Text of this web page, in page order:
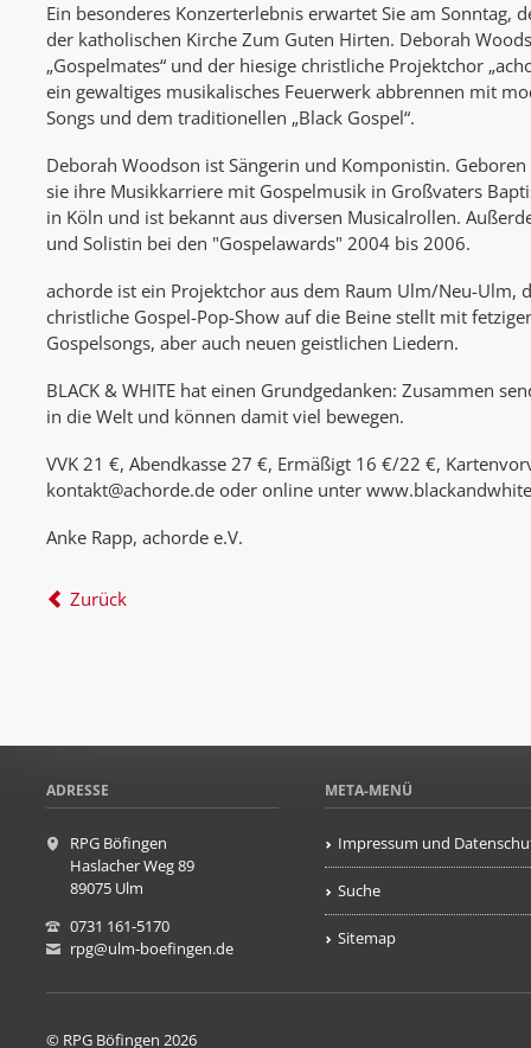
Ein besonderes Konzerterlebnis erwartet Sie am Sonntag,
der katholischen Kirche Zum Guten Hirten. Deborah
„Gospelmates“ und der hiesige christliche Projektchor
ein gewaltiges musikalisches Feuerwerk abbrennen mit
Songs und dem traditionellen „Black Gospel“.
Deborah Woodson ist Sängerin und Komponistin. Geboren
sie ihre Musikkarriere mit Gospelmusik in Großvaters
in Köln und ist bekannt aus diversen Musicalrollen.
und Solistin bei den "Gospelawards" 2004 bis 2006.
achorde ist ein Projektchor aus dem Raum Ulm/Neu-Ulm,
christliche Gospel-Pop-Show auf die Beine stellt mit
Gospelsongs, aber auch neuen geistlichen Liedern.
BLACK & WHITE hat einen Grundgedanken: Zusammen
in die Welt und können damit viel bewegen.
VVK 21 €, Abendkasse 27 €, Ermäßigt 16 €/22 €,
kontakt@achorde.de oder online unter
Anke Rapp, achorde e.V.
Zurück
ADRESSE
RPG Böfingen
Haslacher Weg 89
89075 Ulm
0731 161-5170
rpg@ulm-boefingen.de
META-MENÜ
Impressum und
Suche
Sitemap
© RPG Böfingen 2026